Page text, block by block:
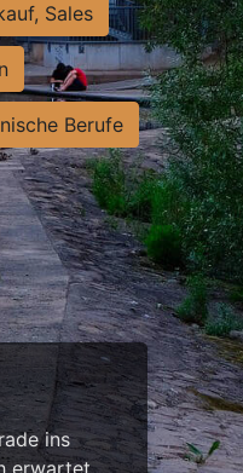
Sales
Berufe
ins